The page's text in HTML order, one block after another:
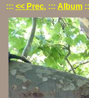
::: << Prec. ::: Album